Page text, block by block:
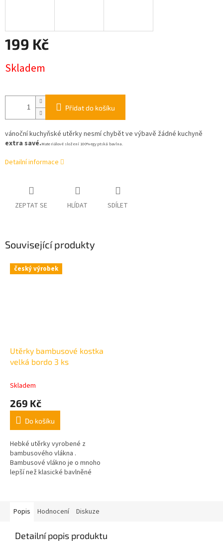
199 Kč
cena:
Skladem
Přidat do košíku
vánoční kuchyňské utěrky nesmí chybět ve výbavě žádné kuchyně
extra savé.Materiálové složení 100% egyptská bavlna.
Detailní informace
ZEPTAT SE HLÍDAT SDÍLET
Související produkty
český výrobek
Utěrky bambusové kostka
velká bordo 3 ks
Skladem
269 Kč
Do košíku
Hebké utěrky vyrobené z
bambusového vlákna .
Bambusové vlákno je o mnoho
lepší než klasické bavlněné
3ks. rozměr 50x70cm
Popis Hodnocení Diskuze
Detailní popis produktu